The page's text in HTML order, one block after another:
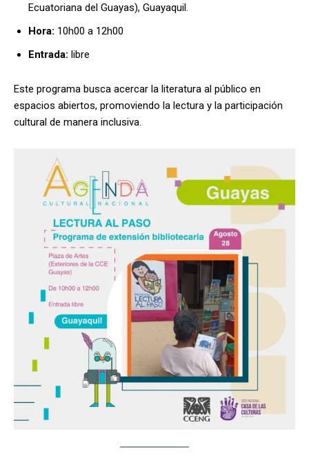
Ecuatoriana del Guayas), Guayaquil.
Hora: 10h00 a 12h00
Entrada: libre
Este programa busca acercar la literatura al público en
espacios abiertos, promoviendo la lectura y la participación
cultural de manera inclusiva.